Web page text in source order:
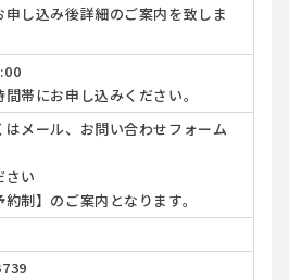
し込み後詳細のご案内を致しま
帯にお申し込みください。
はメール、お問い合わせフォーム
さい
約制】のご案内となります。